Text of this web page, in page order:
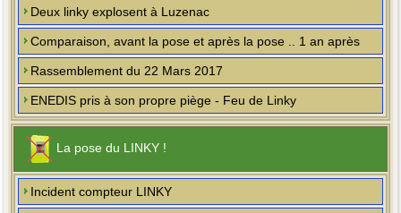
Deux linky explosent à Luzenac
Comparaison, avant la pose et après la pose .. 1 an après
Rassemblement du 22 Mars 2017
ENEDIS pris à son propre piège - Feu de Linky
La pose du LINKY !
Incident compteur LINKY